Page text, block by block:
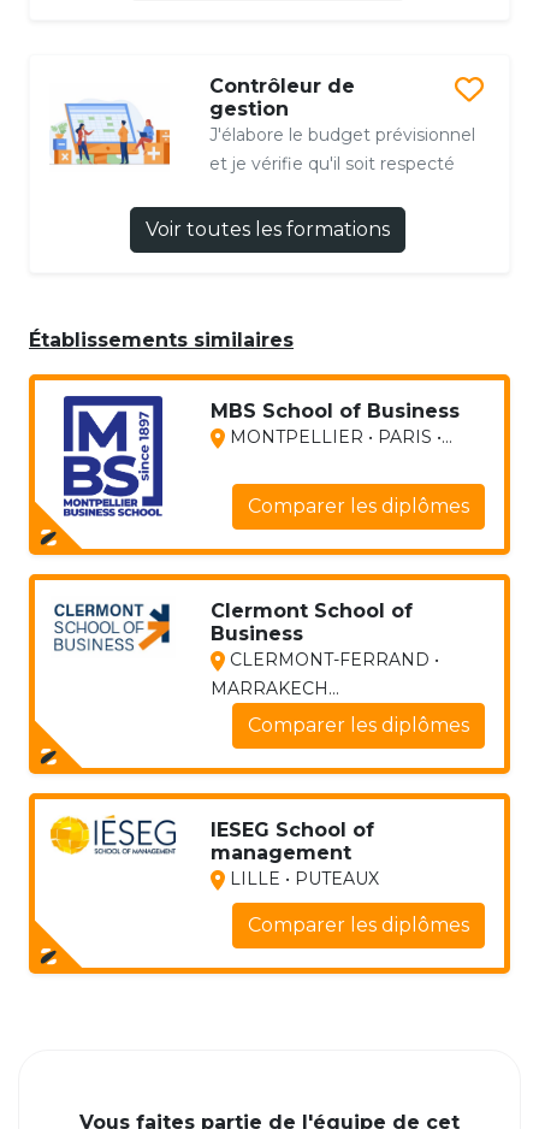
Contrôleur de
gestion
J'élabore le budget prévisionnel
et je vérifie qu'il soit respecté
Voir toutes les formations
Établissements similaires
MBS School of Business
MONTPELLIER • PARIS •...
Comparer les diplômes
Clermont School of
Business
CLERMONT-FERRAND •
MARRAKECH...
Comparer les diplômes
IESEG School of
management
LILLE • PUTEAUX
Comparer les diplômes
Vous faites partie de l'équipe de cet